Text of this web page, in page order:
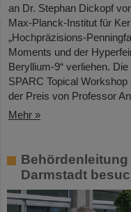
an Dr. Stephan Dickopf
Max-Planck-Institut für
„Hochpräzisions-
Moments und der
Beryllium-9“ verliehen.
SPARC Topical
der Preis von Professor
Mehr »
Darmstadt